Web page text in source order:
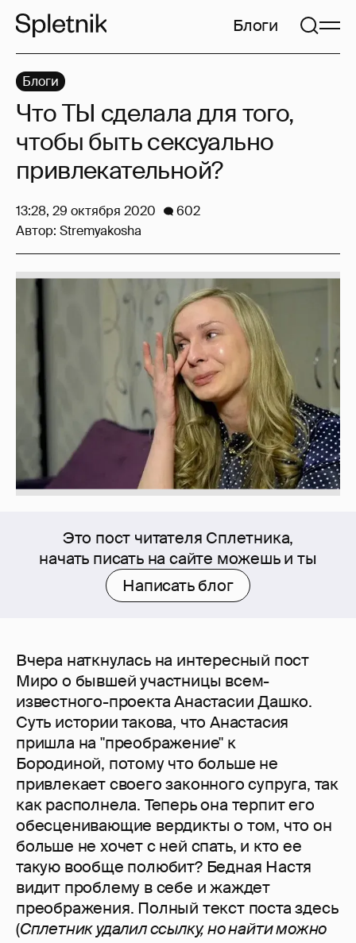
Блоги
Это пост читателя Сплетника,
начать писать на сайте можешь и ты
Написать блог
Вчера наткнулась на интересный пост
Миро о бывшей участницы всем-
известного-проекта Анастасии Дашко.
Суть истории такова, что Анастасия
пришла на "преображение" к
Бородиной, потому что больше не
привлекает своего законного супруга, так
как располнела. Теперь она терпит его
обесценивающие вердикты о том, что он
больше не хочет с ней спать, и кто ее
такую вообще полюбит? Бедная Настя
видит проблему в себе и жаждет
преображения. Полный текст поста здесь
(Сплетник удалил ссылку, но найти можно
Блоги
Что ТЫ сделала для того,
чтобы быть сексуально
привлекательной?
13:28, 29 октября 2020
602
Автор: Stremyakosha